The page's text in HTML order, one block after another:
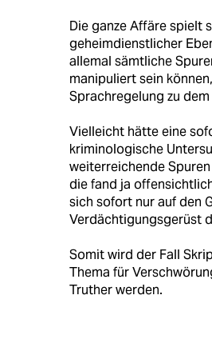
Die ganze Affäre spielt
geheimdienstlicher
allemal sämtliche
manipuliert sein
Sprachregelung zu
Vielleicht hätte eine
kriminologische
weiterreichende
die fand ja
sich sofort nur auf den
Verdächtigungsgerüst
Somit wird der Fall
Thema für
Truther werden.